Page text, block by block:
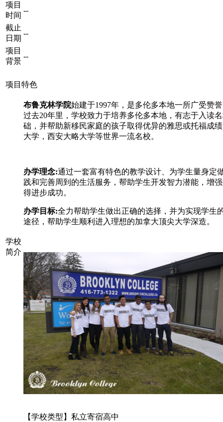
项目
时间
--
截止
日期
--
项目
背景
--
项目特色
学校
简介
布鲁克林学院始建于1997年，是多伦多本地一所广受赞
过去20年里，学校致力于培养多伦多本地，有志于入读
础，并帮助新移民家庭的孩子取得优异的雅思或托福成
大学，西安大略大学等世界一流名校。
办学理念:通过一套富有特色的教学设计、为学生量身定
践和完善周到的生活服务，帮助学生开发智力潜能，增
得进步成功。
办学目标:全力帮助学生做出正确的选择，并为实现学生
途径，帮助学生顺利进入理想的加拿大顶尖大学深造。
【学校类型 】 私立寄宿高中